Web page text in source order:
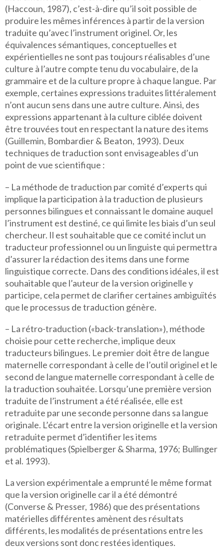
(Haccoun, 1987), c’est-à-dire qu’il soit possible de
produire les mêmes inférences à partir de la version
traduite qu’avec l’instrument originel. Or, les
équivalences sémantiques, conceptuelles et
expérientielles ne sont pas toujours réalisables d’une
culture à l’autre compte tenu du vocabulaire, de la
grammaire et de la culture propre à chaque langue. Par
exemple, certaines expressions traduites littéralement
n’ont aucun sens dans une autre culture. Ainsi, des
expressions appartenant à la culture ciblée doivent
être trouvées tout en respectant la nature des items
(Guillemin, Bombardier & Beaton, 1993). Deux
techniques de traduction sont envisageables d’un
point de vue scientifique :
– La méthode de traduction par comité d’experts qui
implique la participation à la traduction de plusieurs
personnes bilingues et connaissant le domaine auquel
l’instrument est destiné, ce qui limite les biais d’un seul
chercheur. Il est souhaitable que ce comité inclut un
traducteur professionnel ou un linguiste qui permettra
d’assurer la rédaction des items dans une forme
linguistique correcte. Dans des conditions idéales, il est
souhaitable que l’auteur de la version originelle y
participe, cela permet de clarifier certaines ambiguïtés
que le processus de traduction génère.
– La rétro-traduction («back-translation»), méthode
choisie pour cette recherche, implique deux
traducteurs bilingues. Le premier doit être de langue
maternelle correspondant à celle de l’outil originel et le
second de langue maternelle correspondant à celle de
la traduction souhaitée. Lorsqu’une première version
traduite de l’instrument a été réalisée, elle est
retraduite par une seconde personne dans sa langue
originale. L’écart entre la version originelle et la version
retraduite permet d’identifier les items
problématiques (Spielberger & Sharma, 1976; Bullinger
et al. 1993).
La version expérimentale a emprunté le même format
que la version originelle car il a été démontré
(Converse & Presser, 1986) que des présentations
matérielles différentes amènent des résultats
différents, les modalités de présentations entre les
deux versions sont donc restées identiques.